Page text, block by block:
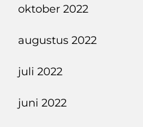
oktober 2022
augustus 2022
juli 2022
juni 2022